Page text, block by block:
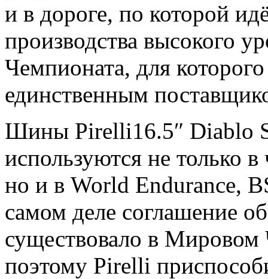
и в дороге, по которой
производства высокого
Чемпионата, для
единственным
Шины Pirelli16.5″ Diablo
используются не только
но и в World Endurance,
самом деле соглашение
существовало в Мировом
поэтому Pirelli